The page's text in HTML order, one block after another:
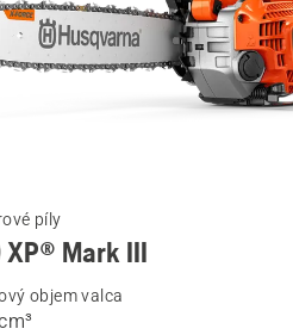
píly
Mark III
objem valca